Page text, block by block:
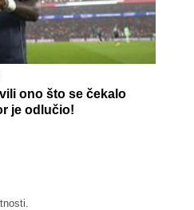
ono što se čekalo
je odlučio!